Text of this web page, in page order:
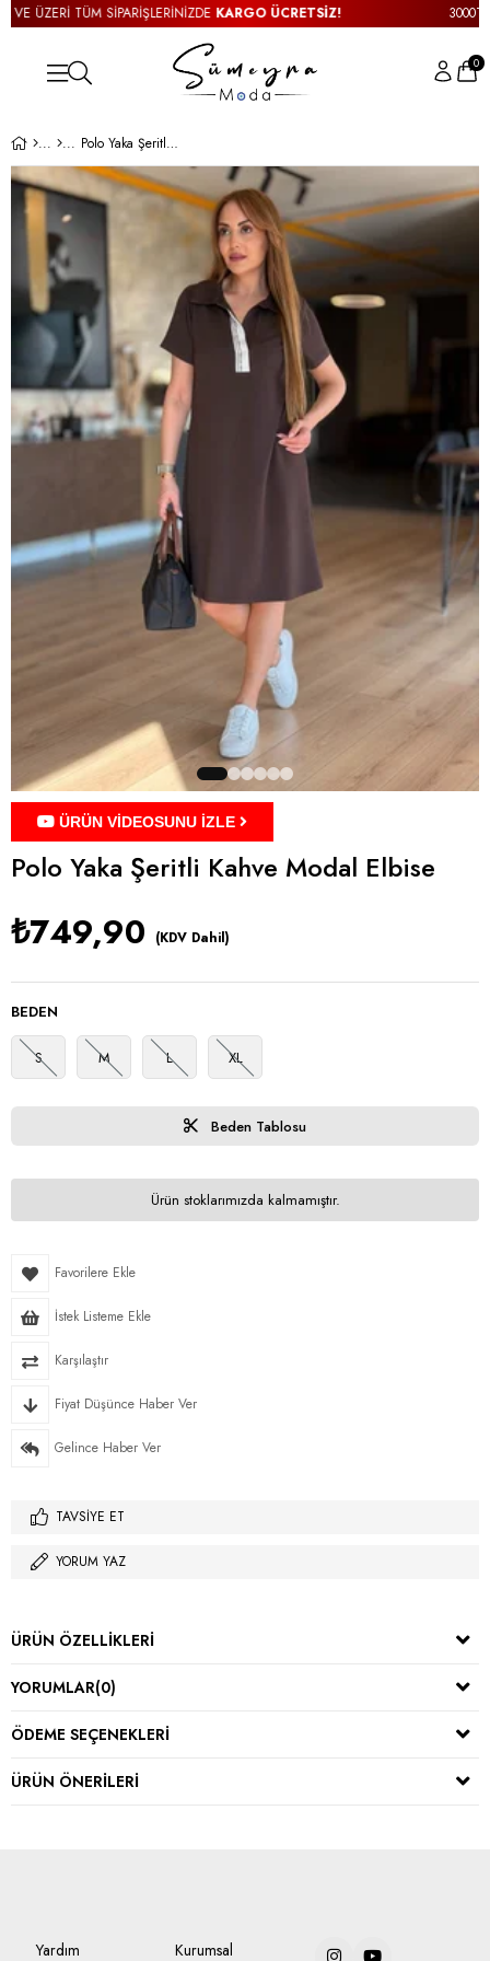
ÜZERİ TÜM SİPARİŞLERİNİZDEKARGO ÜCRETSİZ! 3000TL
0
Polo Yaka Şeritli Kahve Modal Elbise
ÜRÜN VİDEOSUNU İZLE
Polo Yaka Şeritli Kahve Modal Elbise
₺749,90 (KDV Dahil)
BEDEN
S M L XL
Beden Tablosu
Ürün stoklarımızda kalmamıştır.
Favorilere Ekle
İstek Listeme Ekle
Karşılaştır
Fiyat Düşünce Haber Ver
Gelince Haber Ver
TAVSIYE ET
YORUM YAZ
ÜRÜN ÖZELLIKLERI
YORUMLAR(0)
ÖDEME SEÇENEKLERI
ÜRÜN ÖNERILERI
Yardım Kurumsal